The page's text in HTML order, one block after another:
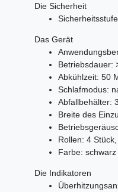
Die Sicherheit
Das Gerät
Betriebsdauer:
Abkühlzeit: 50
Schlafmodus:
Abfallbehälter:
Breite des
Rollen: 4
Farbe:
Die Indikatoren